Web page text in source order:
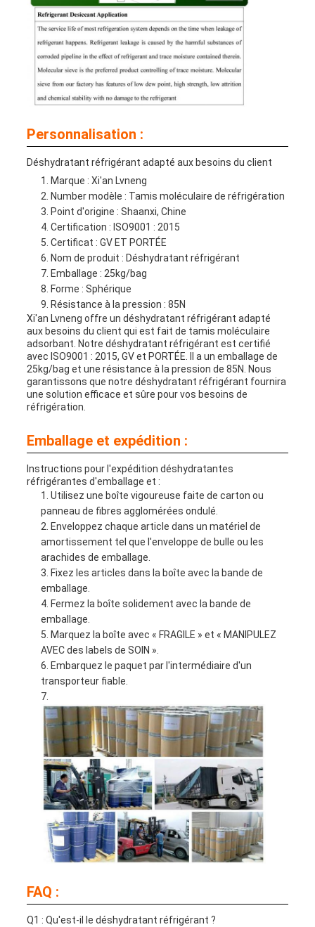
Personnalisation :
Déshydratant réfrigérant adapté aux besoins du client
Marque : Xi'an Lvneng
Number modèle : Tamis moléculaire de réfrigération
Point d'origine : Shaanxi, Chine
Certification : ISO9001 : 2015
Certificat : GV ET PORTÉE
Nom de produit : Déshydratant réfrigérant
Emballage : 25kg/bag
Forme : Sphérique
Résistance à la pression : 85N
Xi'an Lvneng offre un déshydratant réfrigérant adapté
aux besoins du client qui est fait de tamis moléculaire
adsorbant. Notre déshydratant réfrigérant est certifié
avec ISO9001 : 2015, GV et PORTÉE. Il a un emballage de
25kg/bag et une résistance à la pression de 85N. Nous
garantissons que notre déshydratant réfrigérant fournira
une solution efficace et sûre pour vos besoins de
réfrigération.
Emballage et expédition :
Instructions pour l'expédition déshydratantes
réfrigérantes d'emballage et :
Utilisez une boîte vigoureuse faite de carton ou
panneau de fibres agglomérées ondulé.
Enveloppez chaque article dans un matériel de
amortissement tel que l'enveloppe de bulle ou les
arachides de emballage.
Fixez les articles dans la boîte avec la bande de
emballage.
Fermez la boîte solidement avec la bande de
emballage.
Marquez la boîte avec « FRAGILE » et « MANIPULEZ
AVEC des labels de SOIN ».
Embarquez le paquet par l'intermédiaire d'un
transporteur fiable.
FAQ :
Q1 : Qu'est-il le déshydratant réfrigérant ?